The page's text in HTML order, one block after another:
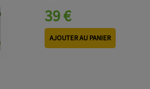
39 €
AJOUTER AU PANIER